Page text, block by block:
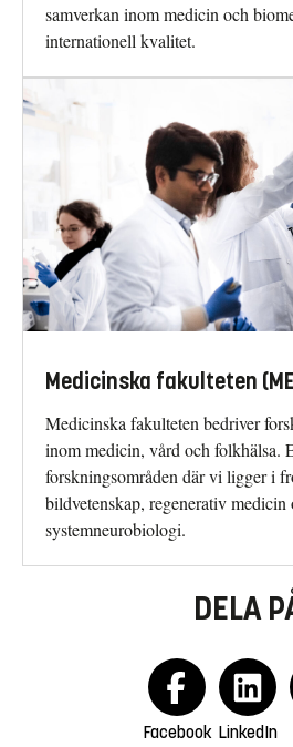
samverkan inom medicin och
internationell kvalitet.
Medicinska fakulteten
Medicinska fakulteten bedriver
inom medicin, vård och folkhälsa.
forskningsområden där vi ligger i
bild­vetenskap, regenerativ medicin
systemneurobiologi.
DELA
Facebook LinkedIn